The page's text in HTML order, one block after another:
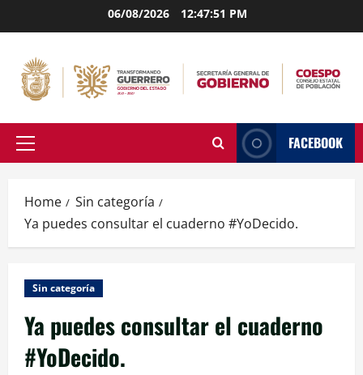
to
content
06/08/2026 12:47:52 PM
Primary
FACEBOOK
Home
Sin categoría
Ya puedes consultar el cuaderno #YoDecido.
Sin categoría
Ya puedes consultar el cuaderno
#YoDecido.